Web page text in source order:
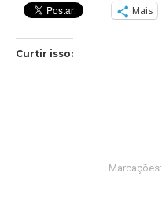
Mais
Curtir isso:
Marcações: